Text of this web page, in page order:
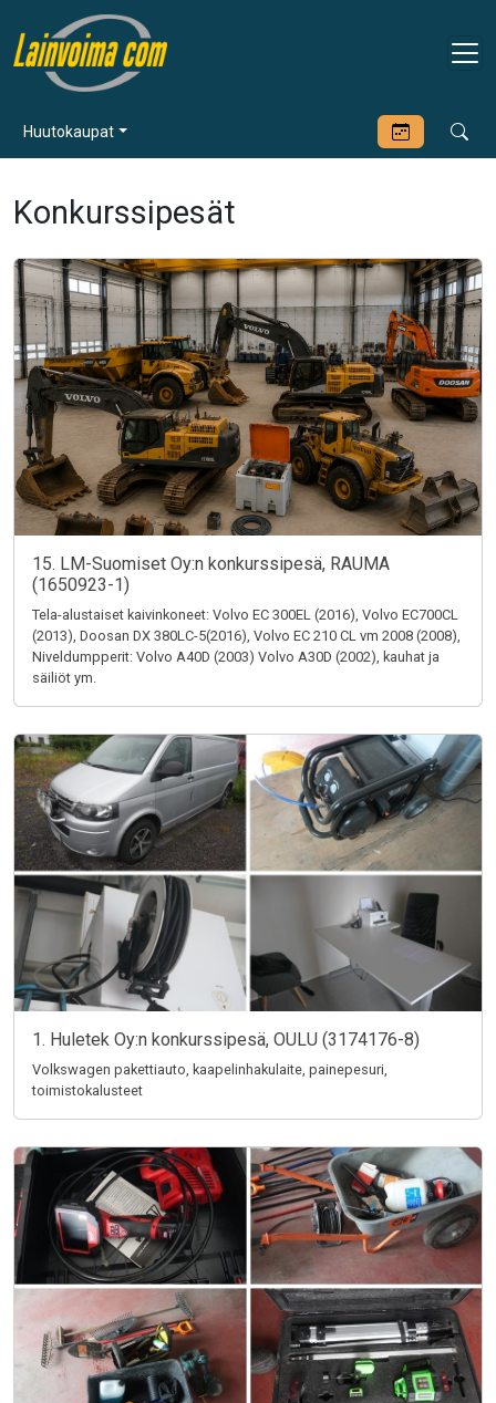
Huutokaupat
Konkurssipesät
15. LM-Suomiset Oy:n konkurssipesä, RAUMA
(1650923-1)
Tela-alustaiset kaivinkoneet: Volvo EC 300EL (2016), Volvo EC700CL
(2013), Doosan DX 380LC-5(2016), Volvo EC 210 CL vm 2008 (2008),
Niveldumpperit: Volvo A40D (2003) Volvo A30D (2002), kauhat ja
säiliöt ym.
1. Huletek Oy:n konkurssipesä, OULU (3174176-8)
Volkswagen pakettiauto, kaapelinhakulaite, painepesuri,
toimistokalusteet